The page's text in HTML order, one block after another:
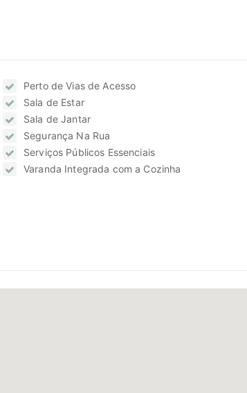
Perto de Vias de Acesso
Sala de Estar
Sala de Jantar
Segurança Na Rua
Serviços Públicos Essenciais
Varanda Integrada com a Cozinha